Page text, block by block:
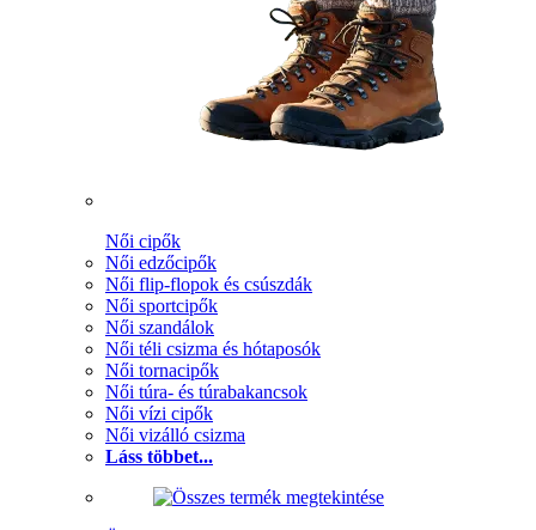
Női cipők
Női edzőcipők
Női flip-flopok és csúszdák
Női sportcipők
Női szandálok
Női téli csizma és hótaposók
Női tornacipők
Női túra- és túrabakancsok
Női vízi cipők
Női vizálló csizma
Láss többet...